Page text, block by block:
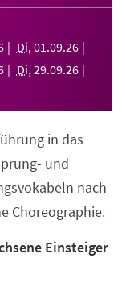
Di, 01 .09.26
Di, 29.09.26
in das
und
nach
Choreographie.
Einsteiger